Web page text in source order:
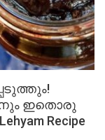
ഇതൊരു
Recipe